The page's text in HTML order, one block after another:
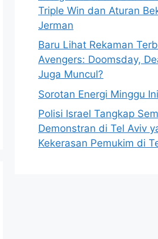
Triple Win dan Aturan
Jerman
Baru Lihat Rekaman
Avengers: Doomsday,
Juga Muncul?
Sorotan Energi Minggu Ini
Polisi Israel Tangkap
Demonstran di Tel Aviv
Kekerasan Pemukim di